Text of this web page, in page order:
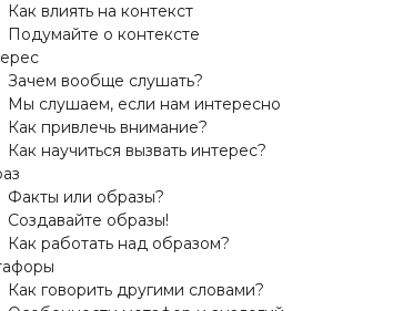
влиять на контекст
о контексте
вообще слушать?
слушаем, если нам интересно
привлечь внимание?
научиться вызвать интерес?
или образы?
образы!
работать над образом?
говорить другими словами?